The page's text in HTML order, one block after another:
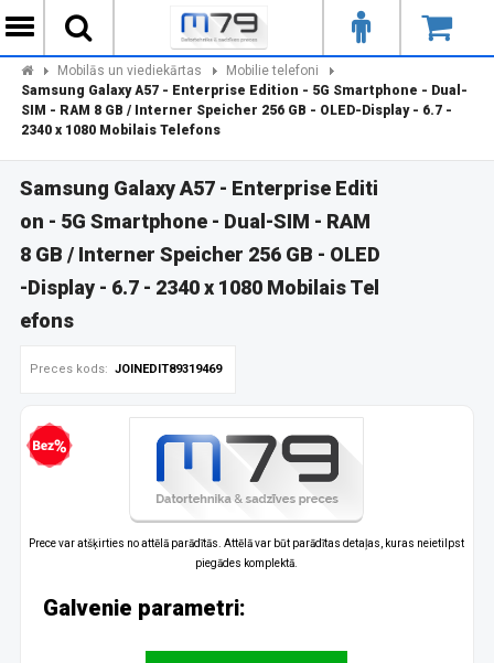
Mobilās un viediekārtas
Mobilie telefoni
Samsung Galaxy A57 - Enterprise Edition - 5G Smartphone - Dual-
SIM - RAM 8 GB / Interner Speicher 256 GB - OLED-Display - 6.7 -
2340 x 1080 Mobilais Telefons
Samsung Galaxy A57 - Enterprise Editi
on - 5G Smartphone - Dual-SIM - RAM
8 GB / Interner Speicher 256 GB - OLED
-Display - 6.7 - 2340 x 1080 Mobilais Tel
efons
Preces kods: JOINEDIT89319469
kredīts
Prece var atšķirties no attēlā parādītās. Attēlā var būt parādītas detaļas, kuras neietilpst
piegādes komplektā.
Galvenie parametri: